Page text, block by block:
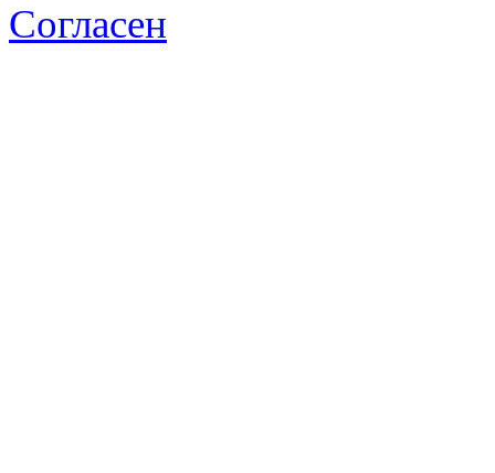
Согласен